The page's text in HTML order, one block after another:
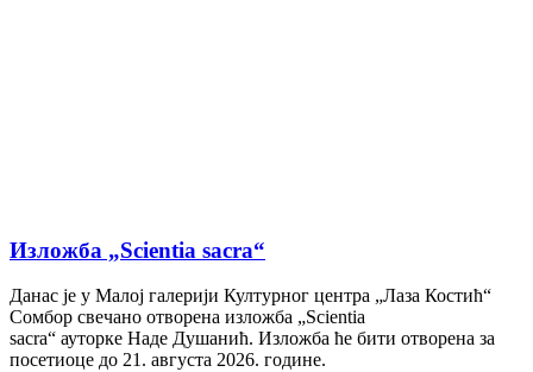
Изложба „Scientia sacra“
Данас је у Малој галерији Културног центра „Лаза Костић“
Сомбор свечано отворена изложба „Scientia
sacra“ ауторке Наде Душанић. Изложба ће бити отворена за
посетиоце до 21. августа 2026. године.